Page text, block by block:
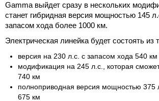
Gamma выйдет сразу в нескольких
станет гибридная версия мощностью 145
запасом хода более 1000 км.
Электрическая линейка будет состоять из
версия на 230 л.с. с запасом хода 540 км
модификация на 245 л.с., которая
740 км
полноприводная версия мощностью 375
675 км